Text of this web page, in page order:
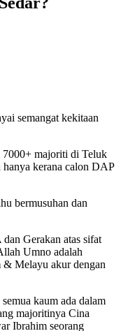
semangat kekitaan
majoriti di Teluk
kerana calon DAP
bermusuhan dan
Gerakan atas sifat
Umno adalah
Melayu akur dengan
kaum ada dalam
majoritinya Cina
Ibrahim seorang